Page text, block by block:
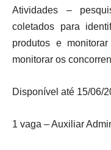
Atividades –
coletados para
produtos e
monitorar os
Disponível até 15/06/
1 vaga – Auxiliar